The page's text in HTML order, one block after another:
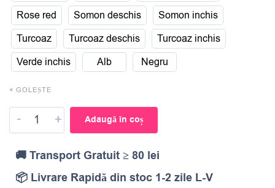
Rose red
Somon deschis
Somon inchis
Turcoaz
Turcoaz deschis
Turcoaz inchis
Verde inchis
Alb Negru
× GOLEȘTE
- + Adaugă în coș
🚚 Transport Gratuit ≥ 80 lei
📦 Livrare Rapidă din stoc 1-2 zile L-V